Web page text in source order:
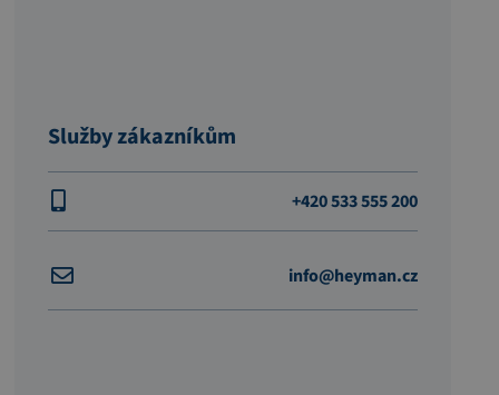
Služby zákazníkům
+420 533 555 200
info@heyman.cz